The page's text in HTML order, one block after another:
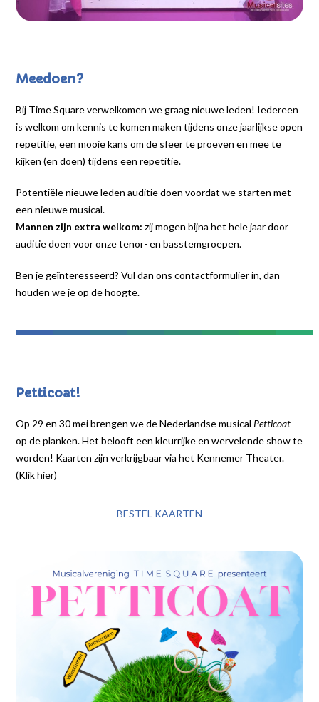
Meedoen?
Bij Time Square verwelkomen we graag nieuwe leden! Iedereen
is welkom om kennis te komen maken tijdens onze jaarlijkse open
repetitie, een mooie kans om de sfeer te proeven en mee te
kijken (en doen) tijdens een repetitie.
Potentiële nieuwe leden auditie doen voordat we starten met
een nieuwe musical.
Mannen zijn extra welkom: zij mogen bijna het hele jaar door
auditie doen voor onze tenor- en basstemgroepen.
Ben je geïnteresseerd? Vul dan ons contactformulier in, dan
houden we je op de hoogte.
Petticoat!
Op 29 en 30 mei brengen we de Nederlandse musical Petticoat
op de planken. Het belooft een kleurrijke en wervelende show te
worden! Kaarten zijn verkrijgbaar via het Kennemer Theater.
(Klik hier)
BESTEL KAARTEN